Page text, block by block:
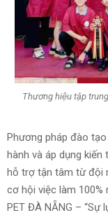
Thương hiệu tập
Phương pháp đào
hành và áp dụng
hỗ trợ tận tâm từ đội
cơ hội việc làm 100%
PET ĐÀ NẴNG – “Sự